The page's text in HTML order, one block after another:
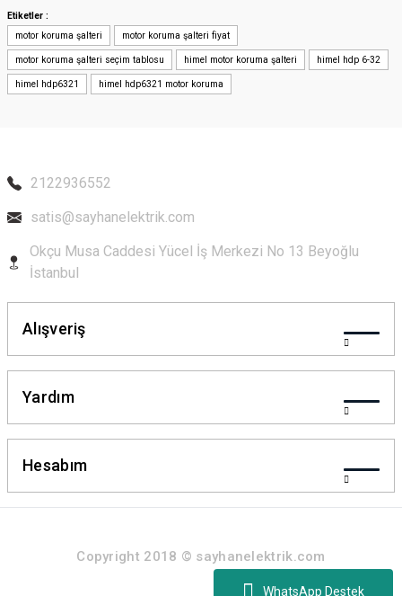
WhatsApp Destek
Ürün resmi kalitesiz, bozuk veya görüntülenemiyor.
Ürün açıklamasında eksik bilgiler bulunuyor.
Ürün bilgilerinde hatalar bulunuyor.
Etiketler :
motor koruma şalteri
motor koruma şalteri fiyat
motor koruma şalteri seçim tablosu himel motor koruma şalteri himel hdp 6-32
himel hdp6321 himel hdp6321 motor koruma
2122936552
satis@sayhanelektrik.com
Okçu Musa Caddesi Yücel İş Merkezi No 13 Beyoğlu
İstanbul
Alışveriş
Yardım
Hesabım
Copyright 2018 © sayhanelektrik.com